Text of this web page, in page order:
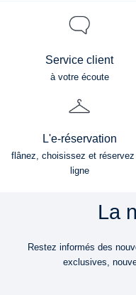
Service client
à votre écoute
L'e-réservation
flânez, choisissez et réservez
ligne
La
Restez informés des
exclusives,